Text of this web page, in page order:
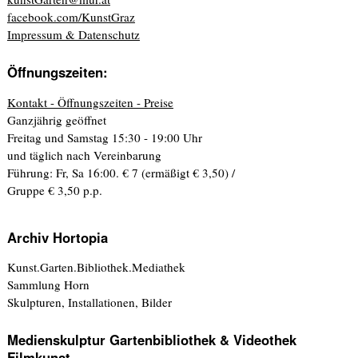
facebook.com/KunstGraz
Impressum & Datenschutz
Öffnungszeiten:
Kontakt - Öffnungszeiten - Preise
Ganzjährig geöffnet
Freitag und Samstag 15:30 - 19:00 Uhr
und täglich nach Vereinbarung
Führung: Fr, Sa 16:00. € 7 (ermäßigt € 3,50) /
Gruppe € 3,50 p.p.
Archiv Hortopia
Kunst.Garten.Bibliothek.Mediathek
Sammlung Horn
Skulpturen, Installationen, Bilder
Medienskulptur Gartenbibliothek & Videothek